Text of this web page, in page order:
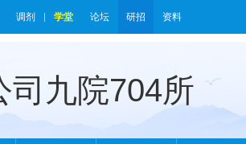
调剂 学堂 论坛 研招 资料